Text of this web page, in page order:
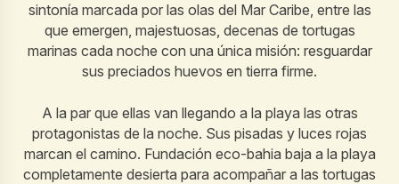
sintonía marcada por las olas del Mar Caribe, entre las
que emergen, majestuosas, decenas de tortugas
marinas cada noche con una única misión: resguardar
sus preciados huevos en tierra firme.
A la par que ellas van llegando a la playa las otras
protagonistas de la noche. Sus pisadas y luces rojas
marcan el camino. Fundación eco-bahia baja a la playa
completamente desierta para acompañar a las tortugas